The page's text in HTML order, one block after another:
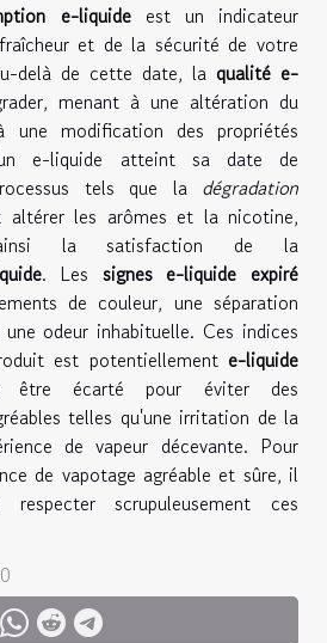
e-liquideest un indicateur
et de la sécurité de votre
delà de cette date, la qualité e-
menant à une altération du
une modification des propriétés
e-liquide atteint sa date de
tels que la dégradation
altérer les arômes et la nicotine,
ainsi la satisfaction de la
. Les signes e-liquide expiré
de couleur, une séparation
odeur inhabituelle. Ces indices
est potentiellement e-liquide
écarté pour éviter des
telles qu'une irritation de la
de vapeur décevante. Pour
de vapotage agréable et sûre, il
scrupuleusement ces